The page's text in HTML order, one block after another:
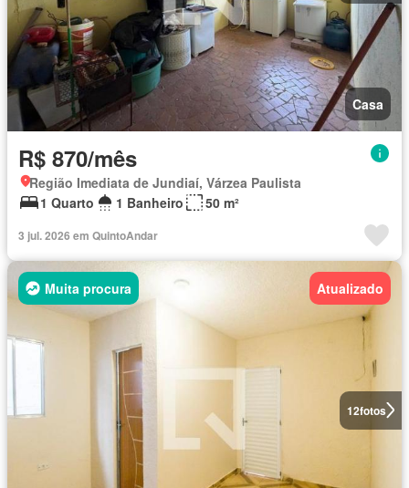
Casa
R$ 870/mês
Região Imediata de Jundiaí, Várzea Paulista
1 Quarto
1 Banheiro 50 m²
3 jul. 2026 em QuintoAndar
12fotos
Muita procura Atualizado